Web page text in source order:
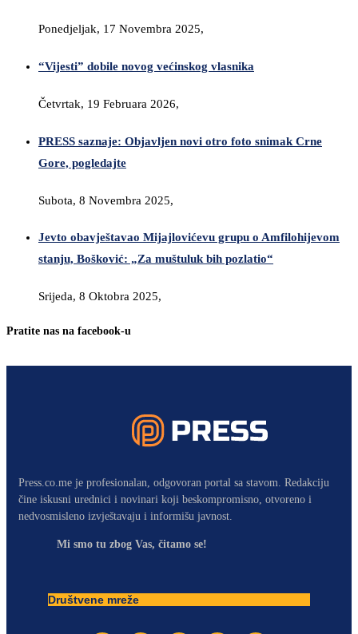
Ponedjeljak, 17 Novembra 2025,
“Vijesti” dobile novog većinskog vlasnika
Četvrtak, 19 Februara 2026,
PRESS saznaje: Objavljen novi otro foto snimak Crne
Gore, pogledajte
Subota, 8 Novembra 2025,
Jevto obavještavao Mijajlovićevu grupu o Amfilohijevom
stanju, Bošković: „Za muštuluk bih pozlatio“
Srijeda, 8 Oktobra 2025,
Pratite nas na facebook-u
Press.co.me je profesionalan, odgovoran portal sa stavom. Redakciju
čine iskusni urednici i novinari koji beskompromisno, otvoreno i
nedvosmisleno izvještavaju i informišu javnost.
Mi smo tu zbog Vas, čitamo se!
Društvene mreže